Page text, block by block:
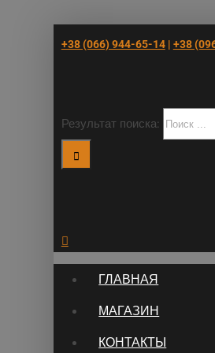
+38 (066) 944-65-14| +38
Результат поиска:
ГЛАВНАЯ
МАГАЗИН
КОНТАКТЫ